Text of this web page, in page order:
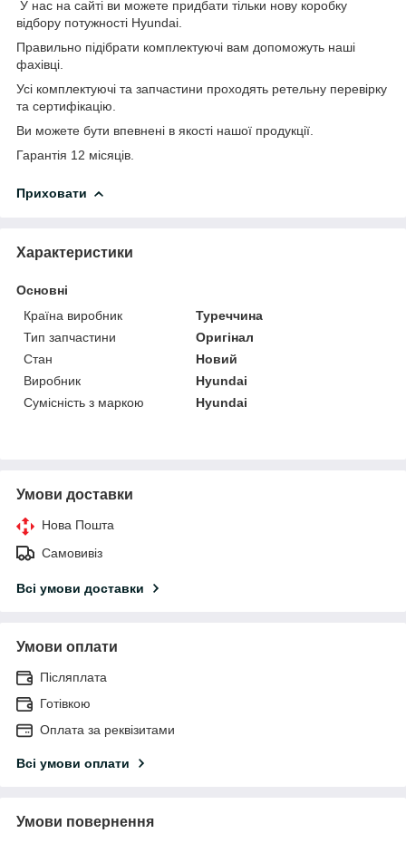
У нас на сайті ви можете придбати тільки нову коробку
відбору потужності Hyundai.
Правильно підібрати комплектуючі вам допоможуть наші
фахівці.
Усі комплектуючі та запчастини проходять ретельну перевірку
та сертифікацію.
Ви можете бути впевнені в якості нашої продукції.
Гарантія 12 місяців.
Приховати
Характеристики
Основні
Країна виробник
Туреччина
Тип запчастини
Оригінал
Стан
Новий
Виробник
Hyundai
Сумісність з маркою
Hyundai
Умови доставки
Нова Пошта
Самовивіз
Всі умови доставки
Умови оплати
Післяплата
Готівкою
Оплата за реквізитами
Всі умови оплати
Умови повернення